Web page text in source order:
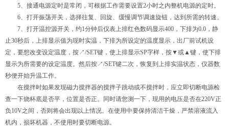
5、接通电源定时是常闭，可根据工作需要设置2小时之内整机电源的定时。
6、打开振荡开关，选择往复、回旋、缓慢调节调速旋钮，达到所需的转速。
7、打开温控源开关，约1分钟后仪表上排红色数码显示400，下排为0.0，静
止30秒后，上排显示值为现时实温，下排为所设定的温度显示，出厂前试机设
定，要想改变设定温度，按↗/SET键，使上排显示SP字样，按▼或▲键，使下排
显示为所需要的设定温度。然后按↗/SET键二次，恢复到上排实温状态，仪器数
秒便开始升温工作。
在搅拌时如果发现磁力搅拌器的搅拌子跳动或不搅拌时，应立即切断电源检
查一下烧杯底是否平，位置是否正。同时请您测一下，现用的电压是否在220V正
负10V之间，否则将会出现以上情况。在使用中要保持清洁干燥，严禁溶液流入
机内，损坏机器，不使用时要切断电源。